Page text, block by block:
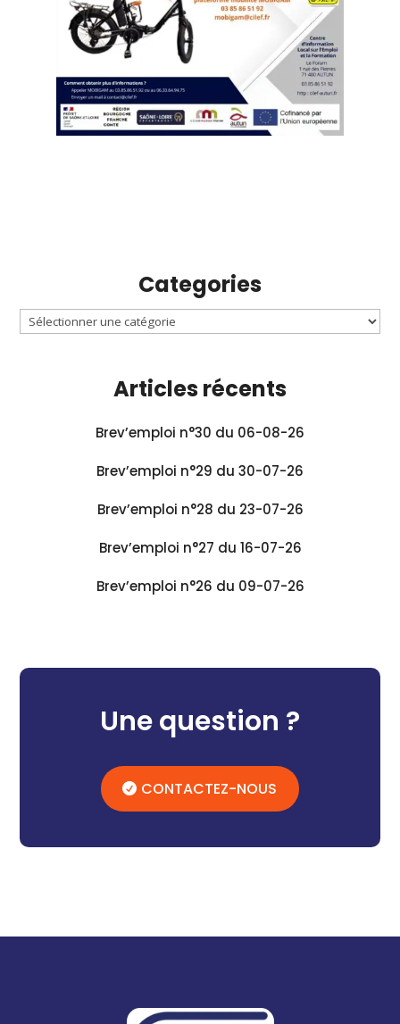
Categories
Articles récents
Brev’emploi n°30 du 06-08-26
Brev’emploi n°29 du 30-07-26
Brev’emploi n°28 du 23-07-26
Brev’emploi n°27 du 16-07-26
Brev’emploi n°26 du 09-07-26
Une question ?
CONTACTEZ-NOUS